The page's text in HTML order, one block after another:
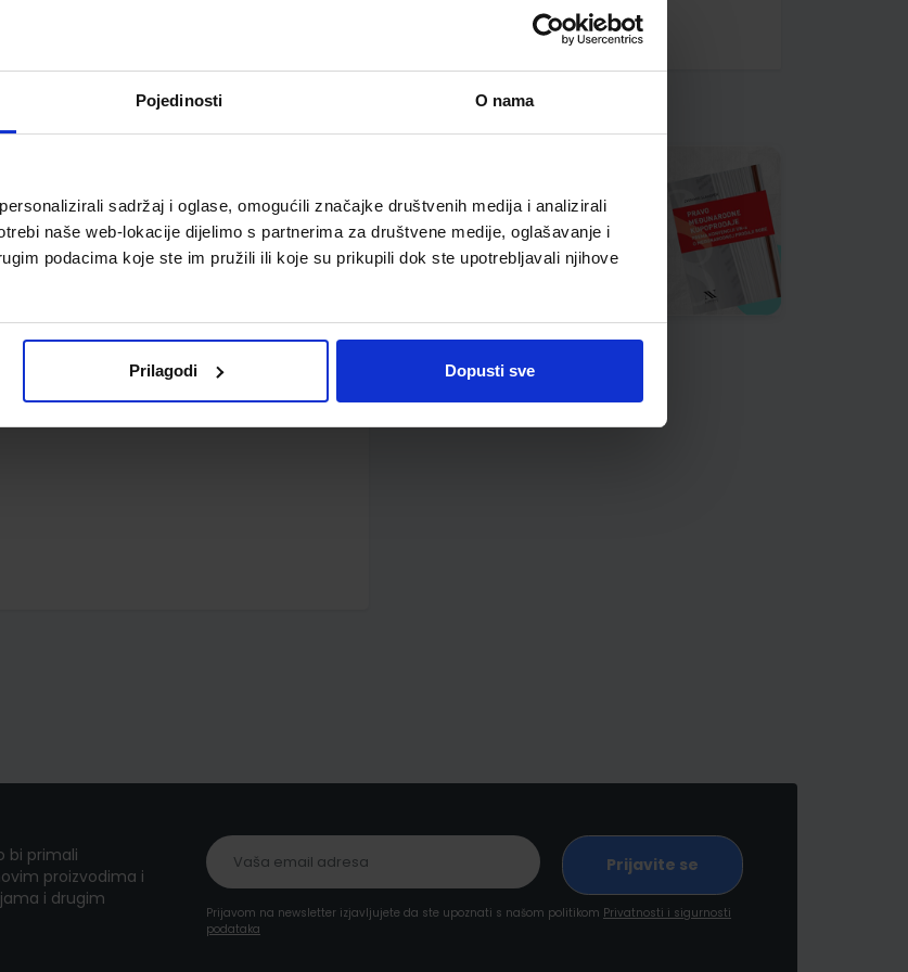
Pojedinosti O nama
sadržaj i oglase, omogućili značajke društvenih medija i analizirali
naše web-lokacije dijelimo s partnerima za društvene medije, oglašavanje i
podacima koje ste im pružili ili koje su prikupili dok ste upotrebljavali njihove
Prilagodi Dopusti sve
programom
bi primali
proizvodima i
i drugim
Prijavom na newsletter izjavljujete da ste upoznati s našom politikom Privatnosti i sigurnosti
podataka